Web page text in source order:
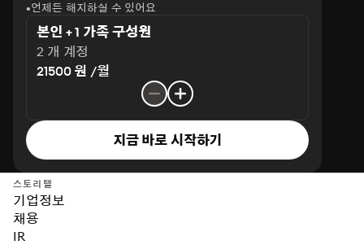
언제든 해지하실 수 있어요
본인 + 1 가족 구성원
2 개 계정
21500 원 /월
지금 바로 시작하기
스토리텔
기업정보
채용
IR